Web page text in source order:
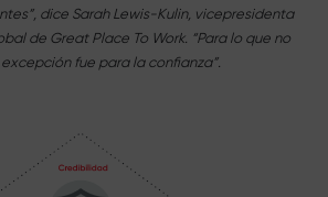
dice Sarah Lewis-Kulin, vicepresidenta
de Great Place To Work. “Para lo que no
fue para la confianza”.